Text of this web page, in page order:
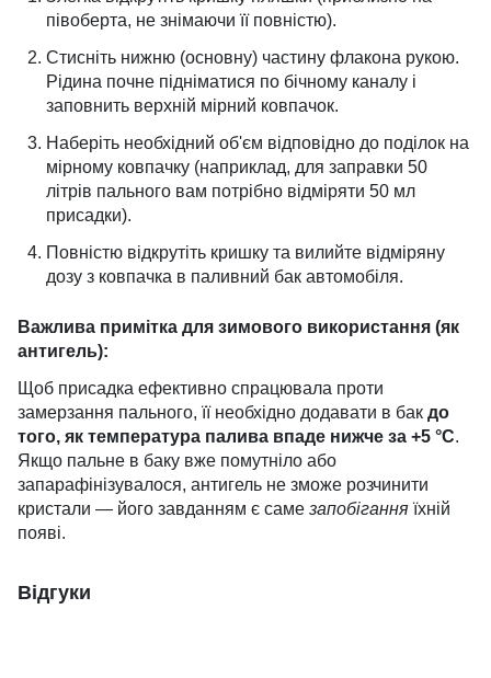
півоберта, не знімаючи її повністю).
Стисніть нижню (основну) частину флакона рукою.
Рідина почне підніматися по бічному каналу і
заповнить верхній мірний ковпачок.
Наберіть необхідний об'єм відповідно до поділок на
мірному ковпачку (наприклад, для заправки 50
літрів пального вам потрібно відміряти 50 мл
присадки).
Повністю відкрутіть кришку та вилийте відміряну
дозу з ковпачка в паливний бак автомобіля.
Важлива примітка для зимового використання (як
антигель):
Щоб присадка ефективно спрацювала проти
замерзання пального, її необхідно додавати в бак до
того, як температура палива впаде нижче за +5 °C.
Якщо пальне в баку вже помутніло або
запарафінізувалося, антигель не зможе розчинити
кристали — його завданням є саме запобігання їхній
появі.
Відгуки